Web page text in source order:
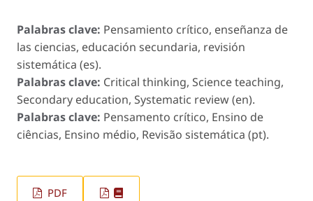
Palabras clave: Pensamiento crítico, enseñanza de
las ciencias, educación secundaria, revisión
sistemática (es).
Palabras clave: Critical thinking, Science teaching,
Secondary education, Systematic review (en).
Palabras clave: Pensamento crítico, Ensino de
ciências, Ensino médio, Revisão sistemática (pt).
PDF